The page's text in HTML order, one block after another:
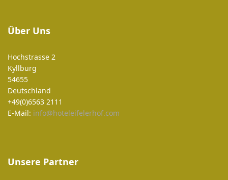
Über Uns
Hochstrasse 2
Kyllburg
54655
Deutschland
+49(0)6563 2111
E-Mail: info@hoteleifelerhof.com
Unsere Partner